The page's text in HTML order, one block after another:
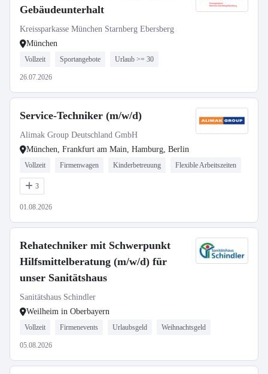
Gebäudeunterhalt
Kreissparkasse München Starnberg Ebersberg
München
Vollzeit Sportangebote Urlaub >= 30
26.07.2026
Service-Techniker (m/w/d)
Alimak Group Deutschland GmbH
München, Frankfurt am Main, Hamburg, Berlin
Vollzeit Firmenwagen Kinderbetreuung Flexible Arbeitszeiten
3
01.08.2026
Rehatechniker mit Schwerpunkt
Hilfsmittelberatung (m/w/d) für
unser Sanitätshaus
Sanitätshaus Schindler
Weilheim in Oberbayern
Vollzeit Firmenevents Urlaubsgeld Weihnachtsgeld
05.08.2026